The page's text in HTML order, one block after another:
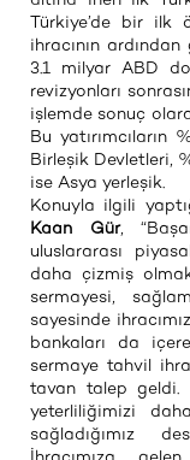
Türkiye’de bir ilk
ihracının
3.1 milyar ABD
revizyonları
işlemde sonuç
Bu yatırımcıların
Birleşik Devletleri,
ise Asya yerleşik.
Konuyla ilgili
Kaan Gür,
uluslararası
daha çizmiş
sermayesi,
sayesinde
bankaları da
sermaye tahvil
tavan talep geldi.
yeterliliğimizi
sağladığımız